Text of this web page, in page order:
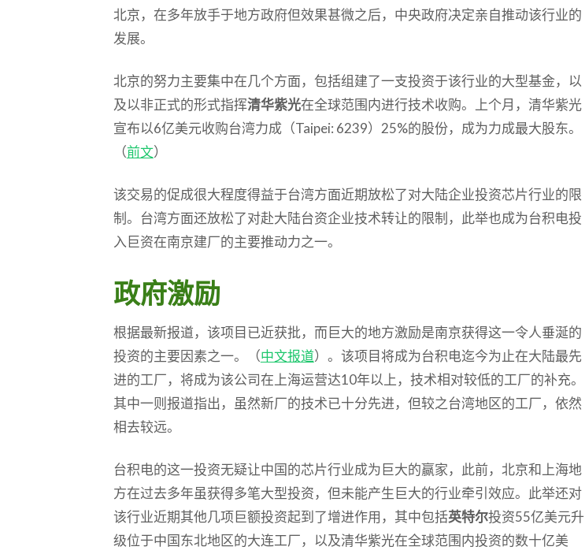
北京，在多年放手于地方政府但效果甚微之后，中央政府决定亲自推动该行业的
发展。
北京的努力主要集中在几个方面，包括组建了一支投资于该行业的大型基金，以
及以非正式的形式指挥清华紫光在全球范围内进行技术收购。上个月，清华紫光
宣布以6亿美元收购台湾力成（Taipei: 6239）25%的股份，成为力成最大股东。
（前文）
该交易的促成很大程度得益于台湾方面近期放松了对大陆企业投资芯片行业的限
制。台湾方面还放松了对赴大陆台资企业技术转让的限制，此举也成为台积电投
入巨资在南京建厂的主要推动力之一。
政府激励
根据最新报道，该项目已近获批，而巨大的地方激励是南京获得这一令人垂涎的
投资的主要因素之一。（中文报道）。该项目将成为台积电迄今为止在大陆最先
进的工厂，将成为该公司在上海运营达10年以上，技术相对较低的工厂的补充。
其中一则报道指出，虽然新厂的技术已十分先进，但较之台湾地区的工厂，依然
相去较远。
台积电的这一投资无疑让中国的芯片行业成为巨大的赢家，此前，北京和上海地
方在过去多年虽获得多笔大型投资，但未能产生巨大的行业牵引效应。此举还对
该行业近期其他几项巨额投资起到了增进作用，其中包括英特尔投资55亿美元升
级位于中国东北地区的大连工厂，以及清华紫光在全球范围内投资的数十亿美